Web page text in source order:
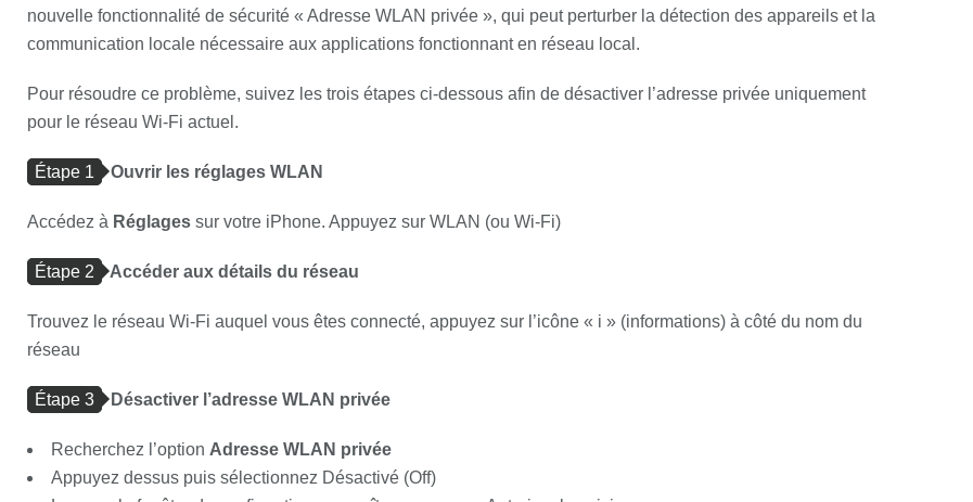
nouvelle fonctionnalité de sécurité « Adresse WLAN privée », qui peut perturber la détection des appareils et la
communication locale nécessaire aux applications fonctionnant en réseau local.
Pour résoudre ce problème, suivez les trois étapes ci-dessous afin de désactiver l’adresse privée uniquement
pour le réseau Wi-Fi actuel.
Étape 1 Ouvrir les réglages WLAN
Accédez à Réglages sur votre iPhone. Appuyez sur WLAN (ou Wi-Fi)
Étape 2 Accéder aux détails du réseau
Trouvez le réseau Wi-Fi auquel vous êtes connecté, appuyez sur l’icône « i » (informations) à côté du nom du
réseau
Étape 3 Désactiver l’adresse WLAN privée
Recherchez l’option Adresse WLAN privée
Appuyez dessus puis sélectionnez Désactivé (Off)